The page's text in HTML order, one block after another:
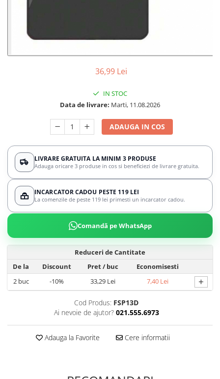
36,99 Lei
IN STOC
Data de livrare: Marti, 11.08.2026
ADAUGA IN COS
LIVRARE GRATUITA LA MINIM 3 PRODUSE
Adauga oricare 3 produse in cos si beneficiezi de livrare gratuita.
INCARCATOR CADOU PESTE 119 LEI
La comenzile de peste 119 lei primesti un incarcator cadou.
Comandă pe WhatsApp
Reduceri de Cantitate
De la
Discount Pret/ buc
Economisesti
2buc -10% 33,29 Lei 7,40 Lei +
Cod Produs: FSP13D
Ai nevoie de ajutor? 021.555.6973
Adauga la Favorite Cere informatii